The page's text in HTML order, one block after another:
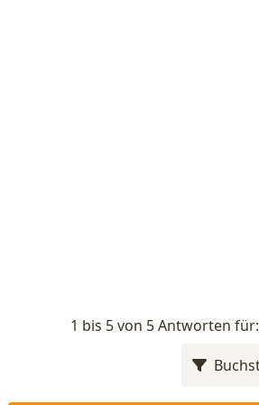
1 bis 5 von 5 Antworten